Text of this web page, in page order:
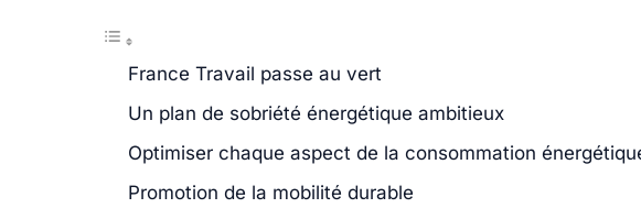
France Travail passe au vert
Un plan de sobriété énergétique ambitieux
Optimiser chaque aspect de la consommation
Promotion de la mobilité durable